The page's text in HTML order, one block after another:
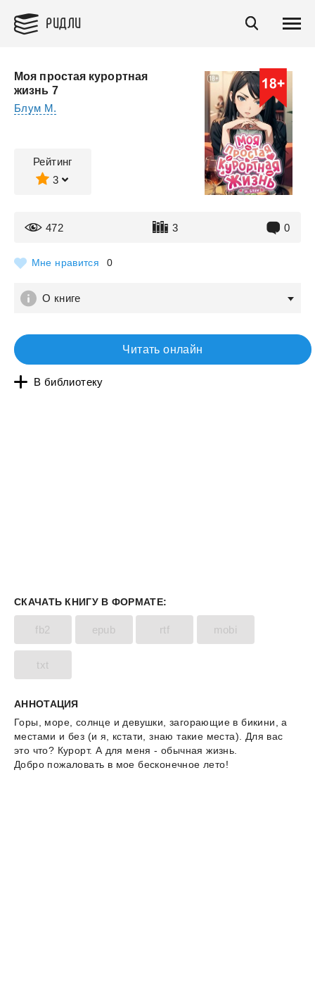
РИДЛИ
Моя простая курортная
жизнь 7
Блум М.
Рейтинг
3
472 3 0
Мне нравится 0
О книге
Читать онлайн
В библиотеку
СКАЧАТЬ КНИГУ В ФОРМАТЕ:
fb2 epub rtf mobi
txt
АННОТАЦИЯ
Горы, море, солнце и девушки, загорающие в бикини, а
местами и без (и я, кстати, знаю такие места). Для вас
это что? Курорт. А для меня - обычная жизнь.
Добро пожаловать в мое бесконечное лето!